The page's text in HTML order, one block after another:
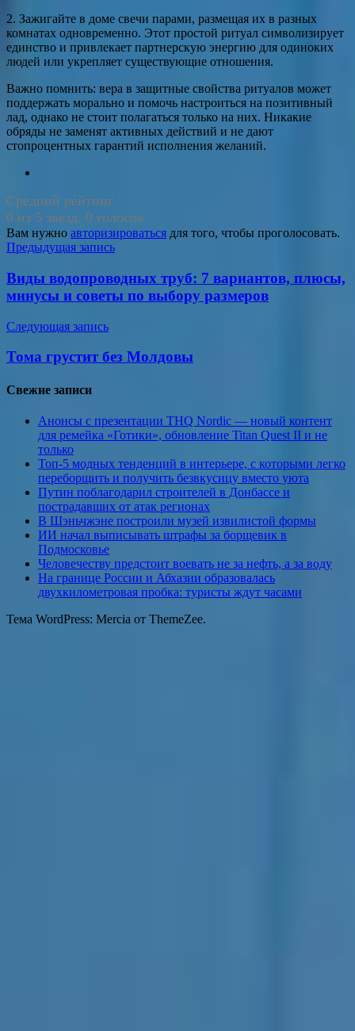
2. Зажигайте в доме свечи парами, размещая их в разных
комнатах одновременно. Этот простой ритуал символизирует
единство и привлекает партнерскую энергию для одиноких
людей или укрепляет существующие отношения.
Важно помнить: вера в защитные свойства ритуалов может
поддержать морально и помочь настроиться на позитивный
лад, однако не стоит полагаться только на них. Никакие
обряды не заменят активных действий и не дают
стопроцентных гарантий исполнения желаний.
Средний рейтинг
0 из 5 звезд. 0 голосов.
Вам нужно авторизироваться для того, чтобы проголосовать.
Навигация
по
записям
Предыдущая запись
Виды водопроводных труб: 7 вариантов, плюсы,
минусы и советы по выбору размеров
Следующая запись
Тома грустит без Молдовы
Свежие записи
Анонсы с презентации THQ Nordic — новый контент
для ремейка «Готики», обновление Titan Quest II и не
только
Топ-5 модных тенденций в интерьере, с которыми легко
переборщить и получить безвкусицу вместо уюта
Путин поблагодарил строителей в Донбассе и
пострадавших от атак регионах
В Шэньчжэне построили музей извилистой формы
ИИ начал выписывать штрафы за борщевик в
Подмосковье
Человечеству предстоит воевать не за нефть, а за воду
На границе России и Абхазии образовалась
двухкилометровая пробка: туристы ждут часами
Тема WordPress: Mercia от ThemeZee.